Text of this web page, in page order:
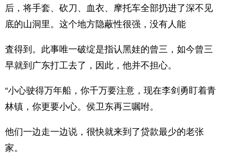
后，将手套、砍刀、血衣、摩托车全部扔进了深不见
底的山洞里。这个地方隐蔽性很强，没有人能
査得到。此事唯一破绽是指认黑娃的曾三，如今曾三
早就到广东打工去了，因此，他并不担心。
“小心驶得万年船，你千万要注意，现在李剑勇盯着青
林镇，你更要小心。侯卫东再三嘱咐。
他们一边走一边说，很快就来到了贷款最少的老张
家。